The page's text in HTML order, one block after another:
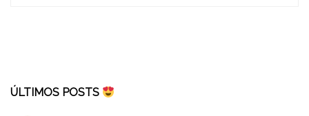
ÚLTIMOS POSTS